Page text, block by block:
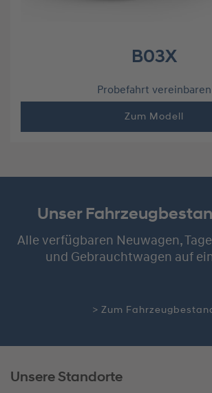
B03X
Probefahrt vereinbaren
Zum Modell
Unser
Alle verfügbaren Neuwagen,
und Gebrauchtwagen auf
> Zum
Unsere Standorte